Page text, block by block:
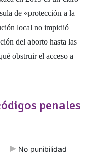
de «protección a la
local no impidió
del aborto hasta las
obstruir el acceso a
penales
No punibilidad